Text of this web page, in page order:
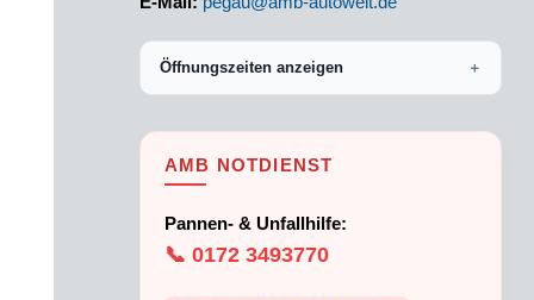
Öffnungszeiten anzeigen ＋
AMB NOTDIENST
Pannen- & Unfallhilfe:
📞 0172 3493770